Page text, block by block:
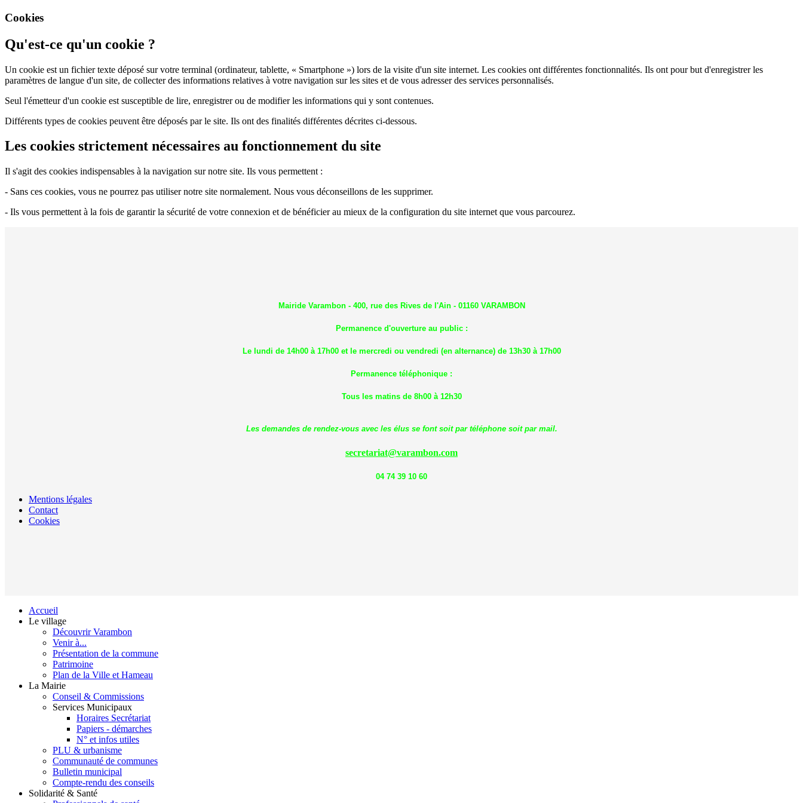
Cookies
Qu'est-ce qu'un cookie ?
Un cookie est un fichier texte déposé sur votre terminal (ordinateur, tablette, « Smartphone ») lors de la visite d'un site internet. Les cookies ont différentes fonctionnalités. Ils ont pour but d'enregistrer les
paramètres de langue d'un site, de collecter des informations relatives à votre navigation sur les sites et de vous adresser des services personnalisés.
Seul l'émetteur d'un cookie est susceptible de lire, enregistrer ou de modifier les informations qui y sont contenues.
Différents types de cookies peuvent être déposés par le site. Ils ont des finalités différentes décrites ci-dessous.
Les cookies strictement nécessaires au fonctionnement du site
Il s'agit des cookies indispensables à la navigation sur notre site. Ils vous permettent :
- Sans ces cookies, vous ne pourrez pas utiliser notre site normalement. Nous vous déconseillons de les supprimer.
- Ils vous permettent à la fois de garantir la sécurité de votre connexion et de bénéficier au mieux de la configuration du site internet que vous parcourez.
Mairide Varambon - 400, rue des Rives de l'Ain - 01160 VARAMBON
Permanence d'ouverture au public :
Le lundi de 14h00 à 17h00 et le mercredi ou vendredi (en alternance) de 13h30 à 17h00
Permanence téléphonique :
Tous les matins de 8h00 à 12h30
Les demandes de rendez-vous avec les élus se font soit par téléphone soit par mail.
secretariat@varambon.com
04 74 39 10 60
Mentions légales
Contact
Cookies
Accueil
Le village
Découvrir Varambon
Venir à...
Présentation de la commune
Patrimoine
Plan de la Ville et Hameau
La Mairie
Conseil & Commissions
Services Municipaux
Horaires Secrétariat
Papiers - démarches
N° et infos utiles
PLU & urbanisme
Communauté de communes
Bulletin municipal
Compte-rendu des conseils
Solidarité & Santé